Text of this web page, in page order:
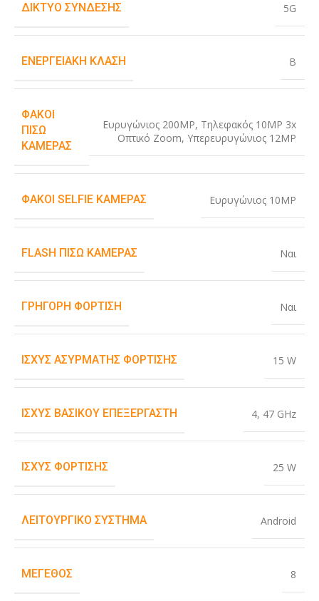
ΔΊΚΤΥΟ ΣΎΝΔΕΣΗΣ 5G
ΕΝΕΡΓΕΙΑΚΉ ΚΛΆΣΗ B
ΦΑΚΟΊ
ΠΊΣΩ
ΚΆΜΕΡΑΣ
Ευρυγώνιος 200MP, Τηλεφακός 10MP 3x
Οπτικό Zoom, Υπερευρυγώνιος 12MP
ΦΑΚΟΊ SELFIE ΚΆΜΕΡΑΣ Ευρυγώνιος 10MP
FLASH ΠΊΣΩ ΚΆΜΕΡΑΣ Ναι
ΓΡΉΓΟΡΗ ΦΌΡΤΙΣΗ Ναι
ΙΣΧΎΣ ΑΣΎΡΜΑΤΗΣ ΦΌΡΤΙΣΗΣ 15 W
ΙΣΧΎΣ ΒΑΣΙΚΟΎ ΕΠΕΞΕΡΓΑΣΤΉ 4, 47 GHz
ΙΣΧΎΣ ΦΌΡΤΙΣΗΣ 25 W
ΛΕΙΤΟΥΡΓΙΚΌ ΣΎΣΤΗΜΑ Android
ΜΈΓΕΘΟΣ 8